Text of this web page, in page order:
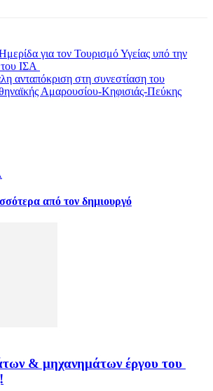
για τον Τουρισμό Υγείας υπό την
ΙΣΑ
ανταπόκριση στη συνεστίαση του
Αμαρουσίου-Κηφισιάς-Πεύκης
από τον δημιουργό
& μηχανημάτων έργου του